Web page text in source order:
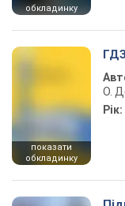
обкладинку
показати
обкладинку
О.
Рік: